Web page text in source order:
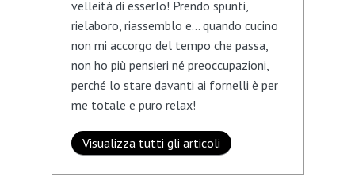
velleità di esserlo! Prendo spunti,
rielaboro, riassemblo e… quando cucino
non mi accorgo del tempo che passa,
non ho più pensieri né preoccupazioni,
perché lo stare davanti ai fornelli è per
me totale e puro relax!
Visualizza tutti gli articoli